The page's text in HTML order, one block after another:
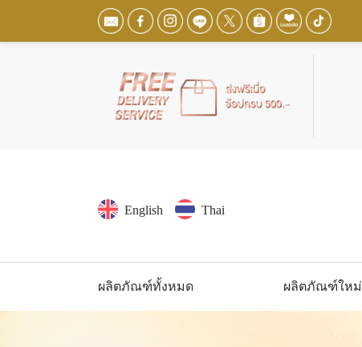
English Thai
ผลิตภัณฑ์ทั้งหมด ผลิตภัณฑ์ใหม่